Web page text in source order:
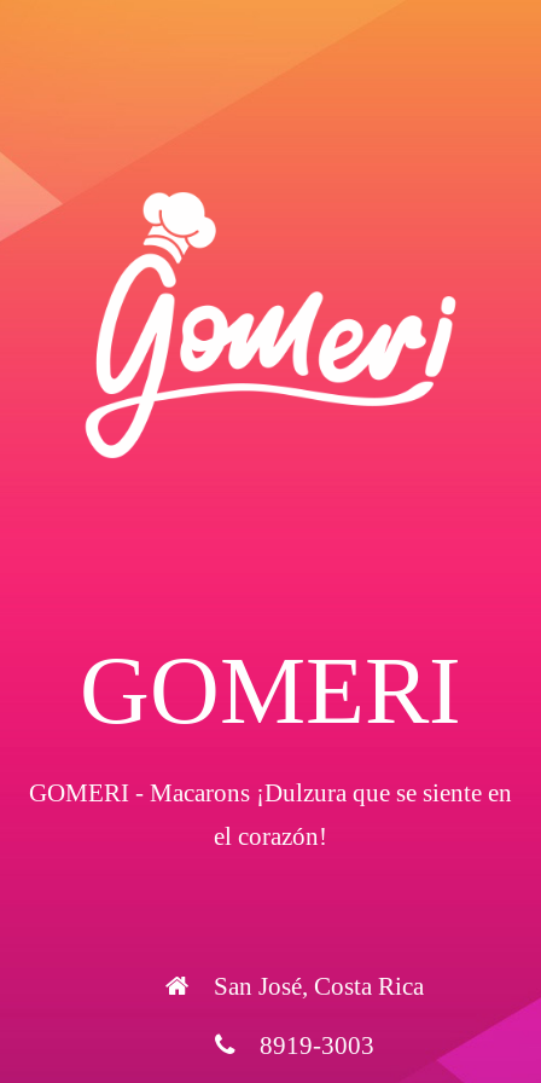
GOMERI
GOMERI - Macarons ¡Dulzura que se siente en
el corazón!
San José, Costa Rica
8919-3003